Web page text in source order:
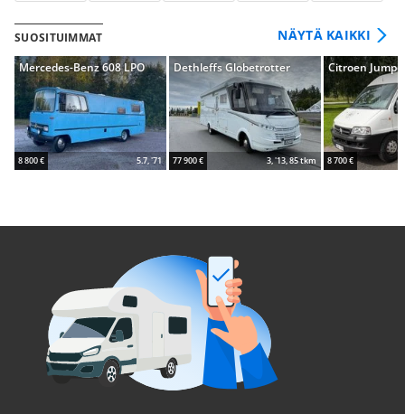
SUOSITUIMMAT NÄYTÄ KAIKKI
Mercedes-Benz 608 LPO
8 800 € 5.7, '71
Dethleffs Globetrotter
77 900 € 3, '13, 85 tkm
Citroen
8 700 €